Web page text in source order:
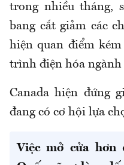
trong nhiều tháng,
bang cắt giảm các
hiện quan điểm
trình điện hóa
Canada hiện đứng
đang có cơ hội lựa
Việc mở cửa hơn